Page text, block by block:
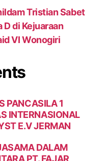
Tristian Sabet
D di Kejuaraan
VI Wonogiri
PANCASILA 1
INTERNASIONAL
E.V JERMAN
DALAM
PT. FAJAR